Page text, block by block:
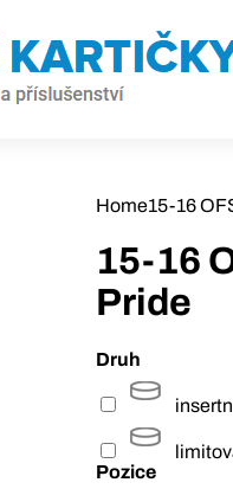
Home15-16
15-16
Pride
Druh
Pozice